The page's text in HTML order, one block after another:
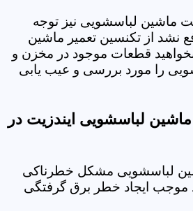
ماشین لباسشویی نیز توجه
نشد از تکنسین تعمیر ماشین
قطعات موجود در مخزن و
را مورد بررسی و عیب یابی
لباسشویی ایندزیت در
لباسشویی مشکل خطرناکی
موجب ایجاد خطر برق گرفتگی